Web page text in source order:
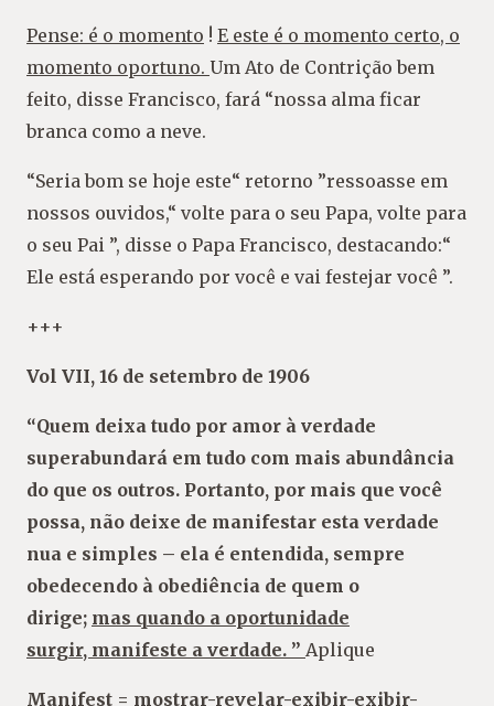
Pense: é o momento ! E este é o momento certo, o
momento oportuno. Um Ato de Contrição bem
feito, disse Francisco, fará “nossa alma ficar
branca como a neve.
“Seria bom se hoje este“ retorno ”ressoasse em
nossos ouvidos,“ volte para o seu Papa, volte para
o seu Pai ”, disse o Papa Francisco, destacando:“
Ele está esperando por você e vai festejar você ”.
+++
Vol VII, 16 de setembro de 1906
“Quem deixa tudo por amor à verdade
superabundará em tudo com mais abundância
do que os outros. Portanto, por mais que você
possa, não deixe de manifestar esta verdade
nua e simples – ela é entendida, sempre
obedecendo à obediência de quem o
dirige; mas quando a oportunidade
surgir, manifeste a verdade. ” Aplique
Manifest = mostrar-revelar-exibir-exibir-